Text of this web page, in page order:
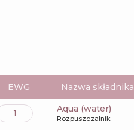
EWG Nazwa składnika
1 aqua (water)
Rozpuszczalnik